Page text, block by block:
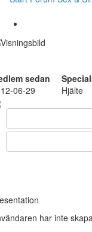
sedan
06-29
Hjälte
har inte